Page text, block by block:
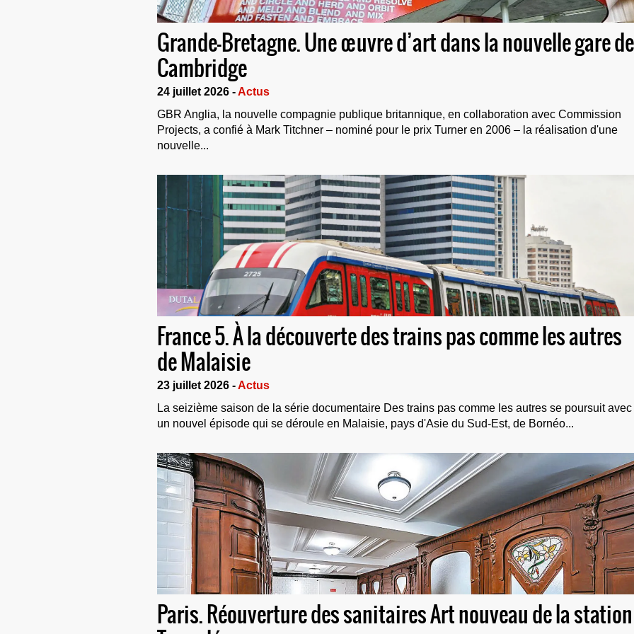
Grande-Bretagne. Une œuvre d’art dans la nouvelle gare de
Cambridge
24 juillet 2026 -Actus
GBR Anglia, la nouvelle compagnie publique britannique, en collaboration avec Commission
Projects, a confié à Mark Titchner – nominé pour le prix Turner en 2006 – la réalisation d'une
nouvelle...
France 5. À la découverte des trains pas comme les autres
de Malaisie
23 juillet 2026 -Actus
La seizième saison de la série documentaire Des trains pas comme les autres se poursuit avec
un nouvel épisode qui se déroule en Malaisie, pays d'Asie du Sud-Est, de Bornéo...
Paris. Réouverture des sanitaires Art nouveau de la station